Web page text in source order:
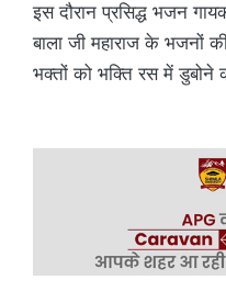
इस दौरान प्रसिद्ध भजन
बाला जी महाराज के भजनों
भक्तों को भक्ति रस में डुबोने